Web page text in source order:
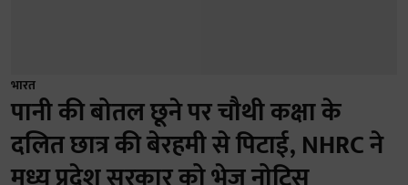
भारत
पानी की बोतल छूने पर चौथी कक्षा के
दलित छात्र की बेरहमी से पिटाई, NHRC ने